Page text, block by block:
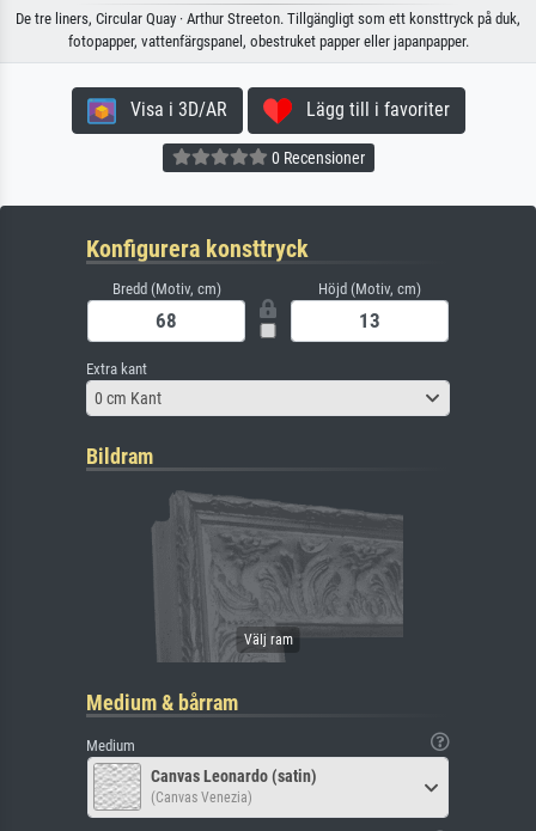
De tre liners, Circular Quay · Arthur Streeton. Tillgängligt som ett konsttryck på duk,
fotopapper, vattenfärgspanel, obestruket papper eller japanpapper.
Visa i 3D/AR Lägg till i favoriter
0 Recensioner
Konfigurera konsttryck
Bredd (Motiv, cm) Höjd (Motiv, cm)
Extra kant
0 cm Kant
Bildram
Medium & bårram
Medium
Canvas Leonardo (satin)
(Canvas Venezia)